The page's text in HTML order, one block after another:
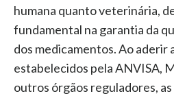
humana quanto veterinária,
fundamental na garantia da
dos medicamentos. Ao aderir
estabelecidos pela ANVISA,
outros órgãos reguladores,